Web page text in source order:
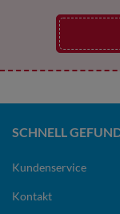
SCHNELL
Kundenservice
Kontakt